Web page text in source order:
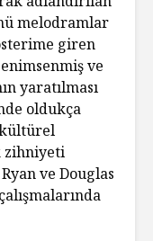
melodramlar
giren
ve
yaratılması
oldukça
zihniyeti
ve Douglas